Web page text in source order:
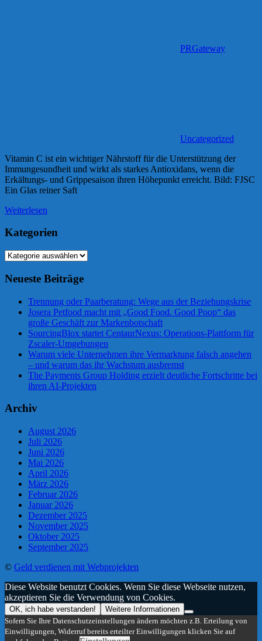
PRGateway
Uncategorized
Vitamin C ist ein wichtiger Nährstoff für die Unterstützung der
Immungesundheit und wirkt als starkes Antioxidans, wenn die
Erkältungs- und Grippesaison ihren Höhepunkt erreicht. Bild: FJSC
Ein Glas reiner Saft
Weiterlesen
Kategorien
Kategorien
Neueste Beiträge
Trennung oder Paarberatung: Wege aus der Beziehungskrise
Josera Petfood macht mit „Good Food. Good Poop“ das
große Geschäft zur Markenbotschaft
SourcingBlox startet CentaurNexus: Operations-Plattform für
Zscaler-Umgebungen
Warum viele Unternehmen ihre Vermarktung falsch angehen
– und warum das ihr Wachstum ausbremst
The Payments Group Holding erzielt deutliche Fortschritte bei
ihren AI-Projekten
Archiv
August 2026
Juli 2026
Juni 2026
Mai 2026
April 2026
März 2026
Februar 2026
Januar 2026
Dezember 2025
November 2025
Oktober 2025
September 2025
© Geld verdienen mit Webprojekten
Diese Website benutzt Cookies. Wenn Sie diese Webseite nutzen,
akzeptieren Sie die Verwendung von Cookies.
OK, ich habe verstanden!
Weitere Informationen
Sofern Sie Ihre Datenschutzeinstellungen ändern möchten z.B. Erteilung von
Einwilligungen, Widerruf bereits erteilter Einwilligungen klicken Sie auf